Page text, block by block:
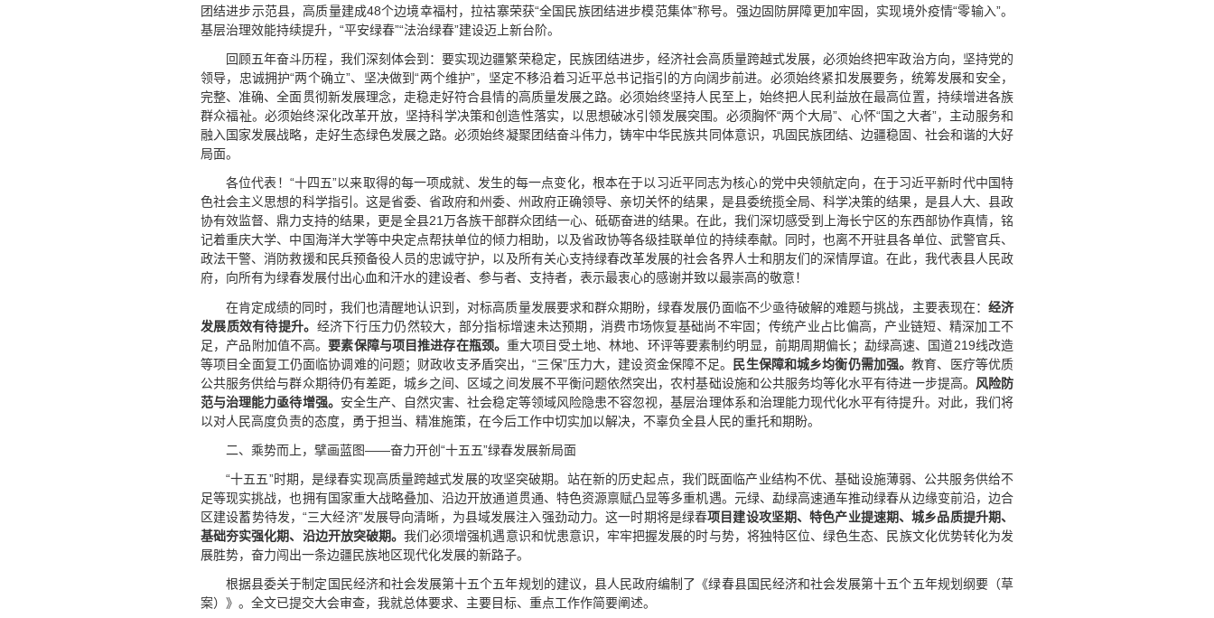
团结进步示范县，高质量建成48个边境幸福村，拉祜寨荣获“全国民族团结进步模范集体”称号。强边固防屏障更加牢固，实现境外疫情“零输入”。
基层治理效能持续提升，“平安绿春”“法治绿春”建设迈上新台阶。
回顾五年奋斗历程，我们深刻体会到：要实现边疆繁荣稳定，民族团结进步，经济社会高质量跨越式发展，必须始终把牢政治方向，坚持党的
领导，忠诚拥护“两个确立”、坚决做到“两个维护”，坚定不移沿着习近平总书记指引的方向阔步前进。必须始终紧扣发展要务，统筹发展和安全，
完整、准确、全面贯彻新发展理念，走稳走好符合县情的高质量发展之路。必须始终坚持人民至上，始终把人民利益放在最高位置，持续增进各族
群众福祉。必须始终深化改革开放，坚持科学决策和创造性落实，以思想破冰引领发展突围。必须胸怀“两个大局”、心怀“国之大者”，主动服务和
融入国家发展战略，走好生态绿色发展之路。必须始终凝聚团结奋斗伟力，铸牢中华民族共同体意识，巩固民族团结、边疆稳固、社会和谐的大好
局面。
各位代表！“十四五”以来取得的每一项成就、发生的每一点变化，根本在于以习近平同志为核心的党中央领航定向，在于习近平新时代中国特
色社会主义思想的科学指引。这是省委、省政府和州委、州政府正确领导、亲切关怀的结果，是县委统揽全局、科学决策的结果，是县人大、县政
协有效监督、鼎力支持的结果，更是全县21万各族干部群众团结一心、砥砺奋进的结果。在此，我们深切感受到上海长宁区的东西部协作真情，铭
记着重庆大学、中国海洋大学等中央定点帮扶单位的倾力相助，以及省政协等各级挂联单位的持续奉献。同时，也离不开驻县各单位、武警官兵、
政法干警、消防救援和民兵预备役人员的忠诚守护，以及所有关心支持绿春改革发展的社会各界人士和朋友们的深情厚谊。在此，我代表县人民政
府，向所有为绿春发展付出心血和汗水的建设者、参与者、支持者，表示最衷心的感谢并致以最崇高的敬意！
在肯定成绩的同时，我们也清醒地认识到，对标高质量发展要求和群众期盼，绿春发展仍面临不少亟待破解的难题与挑战，主要表现在： 经济
发展质效有待提升。 经济下行压力仍然较大，部分指标增速未达预期，消费市场恢复基础尚不牢固；传统产业占比偏高，产业链短、精深加工不
足，产品附加值不高。要素保障与项目推进存在瓶颈。重大项目受土地、林地、环评等要素制约明显，前期周期偏长；勐绿高速、国道219线改造
等项目全面复工仍面临协调难的问题；财政收支矛盾突出，“三保”压力大，建设资金保障不足。 民生保障和城乡均衡仍需加强。教育、医疗等优质
公共服务供给与群众期待仍有差距，城乡之间、区域之间发展不平衡问题依然突出，农村基础设施和公共服务均等化水平有待进一步提高。 风险防
范与治理能力亟待增强。 安全生产、自然灾害、社会稳定等领域风险隐患不容忽视，基层治理体系和治理能力现代化水平有待提升。对此，我们将
以对人民高度负责的态度，勇于担当、精准施策，在今后工作中切实加以解决，不辜负全县人民的重托和期盼。
二、乘势而上，擘画蓝图——奋力开创“十五五”绿春发展新局面
“十五五”时期，是绿春实现高质量跨越式发展的攻坚突破期。站在新的历史起点，我们既面临产业结构不优、基础设施薄弱、公共服务供给不
足等现实挑战，也拥有国家重大战略叠加、沿边开放通道贯通、特色资源禀赋凸显等多重机遇。元绿、勐绿高速通车推动绿春从边缘变前沿，边合
区建设蓄势待发，“三大经济”发展导向清晰，为县域发展注入强劲动力。这一时期将是绿春项目建设攻坚期、特色产业提速期、城乡品质提升期、
基础夯实强化期、沿边开放突破期。我们必须增强机遇意识和忧患意识，牢牢把握发展的时与势，将独特区位、绿色生态、民族文化优势转化为发
展胜势，奋力闯出一条边疆民族地区现代化发展的新路子。
根据县委关于制定国民经济和社会发展第十五个五年规划的建议，县人民政府编制了《绿春县国民经济和社会发展第十五个五年规划纲要（草
案）》。全文已提交大会审查，我就总体要求、主要目标、重点工作作简要阐述。